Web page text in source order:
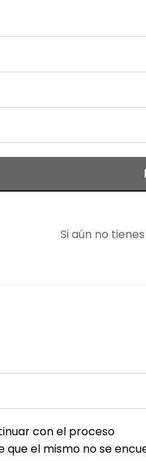
Si aún no
con el proceso
el mismo no se